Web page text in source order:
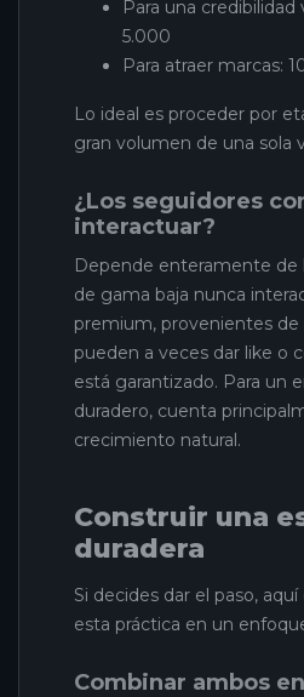
Para una credibilidad
5.000
Para atraer marcas:
Lo ideal es proceder por
gran volumen de una sola
¿Los seguidores
interactuar?
Depende enteramente de
de gama baja nunca
premium, provenientes de
pueden a veces dar like o
está garantizado. Para un
duradero, cuenta
crecimiento natural.
Construir una
duradera
Si decides dar el paso,
esta práctica en un
Combinar ambos